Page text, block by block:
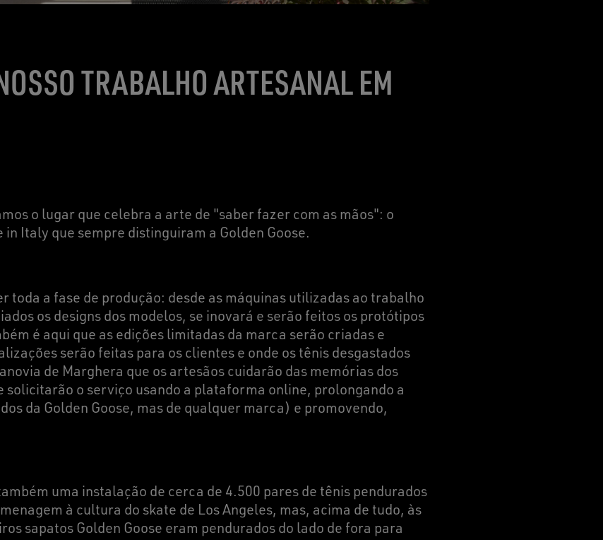
TRABALHO ARTESANAL EM
o lugar que celebra a arte de "saber fazer com as mãos": o
Italy que sempre distinguiram a Golden Goose.
toda a fase de produção: desde as máquinas utilizadas ao trabalho
os designs dos modelos, se inovará e serão feitos os protótipos
é aqui que as edições limitadas da marca serão criadas e
serão feitas para os clientes e onde os tênis desgastados
de Marghera que os artesãos cuidarão das memórias dos
solicitarão o serviço usando a plataforma online, prolongando a
da Golden Goose, mas de qualquer marca) e promovendo,
uma instalação de cerca de 4.500 pares de tênis pendurados
à cultura do skate de Los Angeles, mas, acima de tudo, às
sapatos Golden Goose eram pendurados do lado de fora para